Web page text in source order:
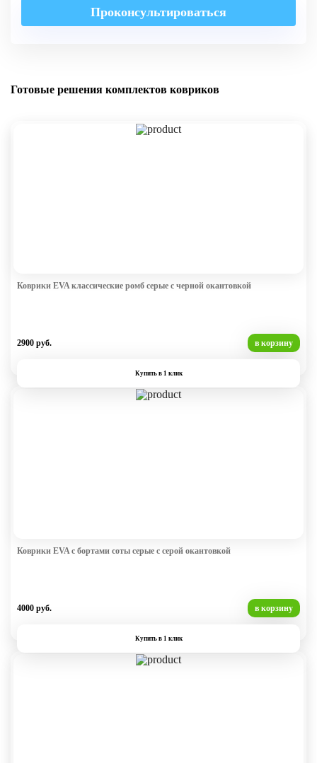
Проконсультироваться
Готовые решения комплектов ковриков
Коврики EVA классические ромб серые с черной окантовкой
2900 руб. в корзину
Купить в 1 клик
Коврики EVA с бортами соты серые с серой окантовкой
4000 руб. в корзину
Купить в 1 клик